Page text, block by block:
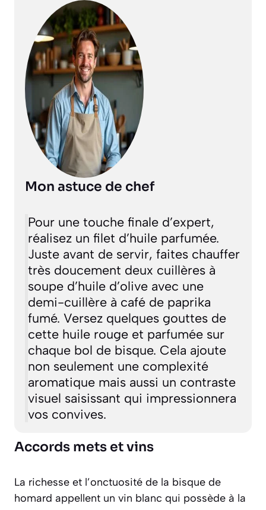
Mon astuce de chef
Pour une touche finale d’expert,
réalisez un filet d’huile parfumée.
Juste avant de servir, faites chauffer
très doucement deux cuillères à
soupe d’huile d’olive avec une
demi-cuillère à café de paprika
fumé. Versez quelques gouttes de
cette huile rouge et parfumée sur
chaque bol de bisque. Cela ajoute
non seulement une complexité
aromatique mais aussi un contraste
visuel saisissant qui impressionnera
vos convives.
Accords mets et vins
La richesse et l’onctuosité de la bisque de
homard appellent un vin blanc qui possède à la